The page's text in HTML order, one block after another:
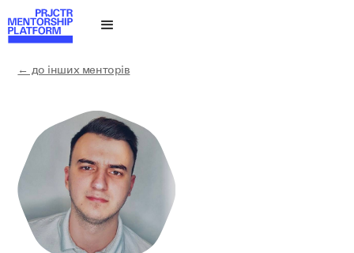
← до інших менторів